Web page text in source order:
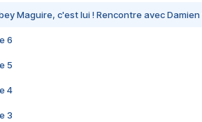
Maguire, c'est lui ! Rencontre avec
6
5
4
3